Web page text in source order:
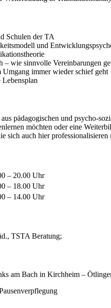
Schulen der TA
und
– wie sinnvolle Vereinbarungen
Umgang immer wieder schief geht
Lebensplan
pädagogischen und psycho-
möchten oder eine
sich auch hier professionalisieren
– 20.00 Uhr
– 18.00 Uhr
– 14.00 Uhr
TSTA Beratung;
am Bach in Kirchheim –